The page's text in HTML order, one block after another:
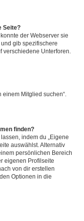
Seite?
der Webserver sie
gib spezifischere
verschiedene Unterforen.
einem Mitglied suchen“.
finden?
indem du „Eigene
auswählst. Alternativ
persönlichen Bereich
eigenen Profilseite
von dir erstellen
Optionen in die